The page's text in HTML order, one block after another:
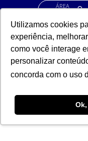
Utilizamos cookies
experiência,
como você interage
personalizar
concorda com o uso
ÁREA